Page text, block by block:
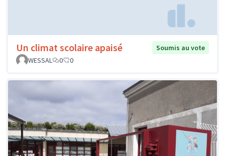
Un climat scolaire apaisé
Soumis au vote
WESSAL
0 0